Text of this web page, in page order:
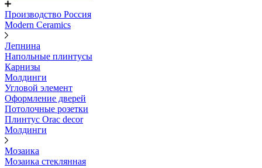
Производство Россия
Modern Ceramics
Лепнина
Напольные плинтусы
Карнизы
Молдинги
Угловой элемент
Оформление дверей
Потолочные розетки
Плинтус Orac decor
Молдинги
Мозаика
Мозаика стеклянная